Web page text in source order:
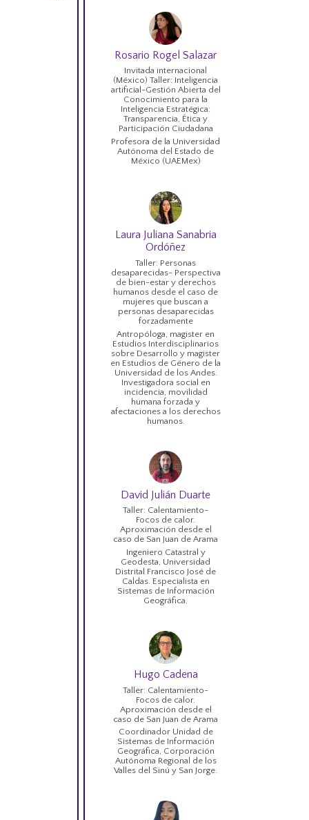
Rosario Rogel Salazar
Invitada internacional
(México) Taller: Inteligencia
artificial-Gestión Abierta del
Conocimiento para la
Inteligencia Estratégica:
Transparencia, Ética y
Participación Ciudadana
Profesora de la Universidad
Autónoma del Estado de
México (UAEMex)
Laura Juliana Sanabria
Ordóñez
Taller: Personas
desaparecidas- Perspectiva
de bien-estar y derechos
humanos desde el caso de
mujeres que buscan a
personas desaparecidas
forzadamente
Antropóloga, magister en
Estudios Interdisciplinarios
sobre Desarrollo y magister
en Estudios de Género de la
Universidad de los Andes.
Investigadora social en
incidencia, movilidad
humana forzada y
afectaciones a los derechos
humanos.
David Julián Duarte
Taller: Calentamiento-
Focos de calor.
Aproximación desde el
caso de San Juan de Arama
Ingeniero Catastral y
Geodesta, Universidad
Distrital Francisco José de
Caldas. Especialista en
Sistemas de Información
Geográfica.
Hugo Cadena
Taller: Calentamiento-
Focos de calor.
Aproximación desde el
caso de San Juan de Arama
Coordinador Unidad de
Sistemas de Información
Geográfica, Corporación
Autónoma Regional de los
Valles del Sinú y San Jorge.